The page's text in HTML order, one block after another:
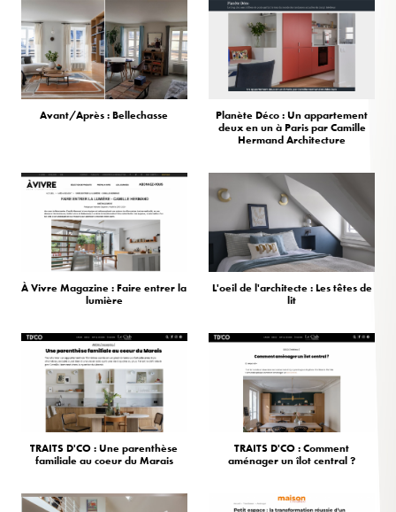
Avant/Après : Bellechasse
Planète Déco : Un appartement
deux en un à Paris par Camille
Hermand Architecture
À Vivre Magazine : Faire entrer la
lumière
L'oeil de l'architecte : Les têtes de
lit
TRAITS D'CO : Une parenthèse
familiale au coeur du Marais
TRAITS D'CO : Comment
aménager un îlot central ?